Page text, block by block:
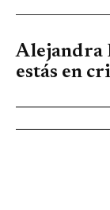
Alejandra
estás en